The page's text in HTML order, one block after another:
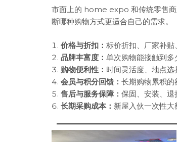
市面上的 home expo 和传统零售商
断哪种购物方式更适合自己的需求。
价格与折扣： 标价折扣、厂家补
品牌丰富度： 单次购物能接触到
购物便利性： 时间灵活度、地点
会员与积分回馈： 长期购物累积的
售后与服务保障： 保固、安装、
长期采购成本： 新屋入伙一次性